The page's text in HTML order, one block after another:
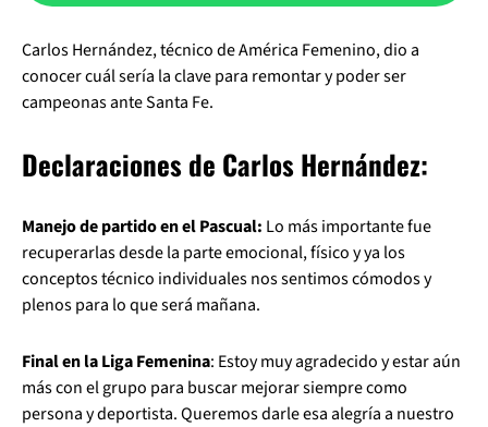
Carlos Hernández, técnico de América Femenino, dio a
conocer cuál sería la clave para remontar y poder ser
campeonas ante Santa Fe.
Declaraciones de Carlos Hernández:
Manejo de partido en el Pascual: Lo más importante fue
recuperarlas desde la parte emocional, físico y ya los
conceptos técnico individuales nos sentimos cómodos y
plenos para lo que será mañana.
Final en la Liga Femenina: Estoy muy agradecido y estar aún
más con el grupo para buscar mejorar siempre como
persona y deportista. Queremos darle esa alegría a nuestro